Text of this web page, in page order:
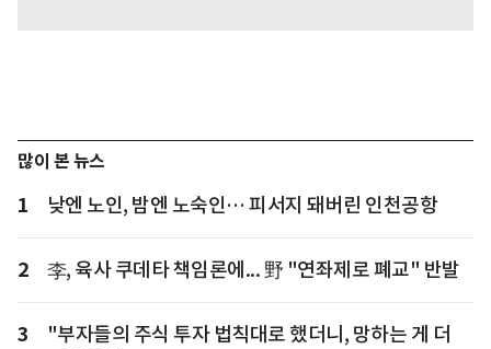
많이 본 뉴스
1 낮엔 노인, 밤엔 노숙인… 피서지 돼버린 인천공항
2 李, 육사 쿠데타 책임론에... 野 "연좌제로 폐교" 반발
3
"부자들의 주식 투자 법칙대로 했더니, 망하는 게 더